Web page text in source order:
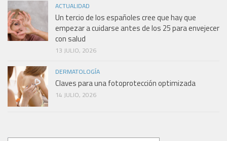
ACTUALIDAD
Un tercio de los españoles cree que hay que
empezar a cuidarse antes de los 25 para envejecer
con salud
13 JULIO, 2026
DERMATOLOGÍA
Claves para una fotoprotección optimizada
14 JULIO, 2026